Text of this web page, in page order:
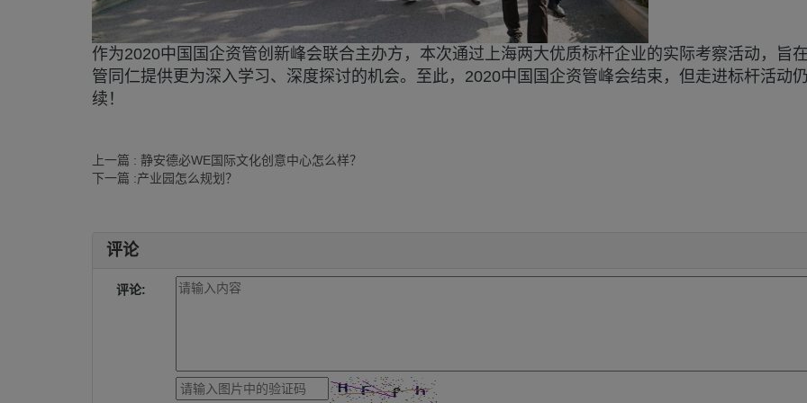
作为2020中国国企资管创新峰会联合主办方，本次通过上海两大优质标杆企业的实际考察活动，旨
管同仁提供更为深入学习、深度探讨的机会。至此，2020中国国企资管峰会结束，但走进标杆活动
续！
上一篇 : 静安德必WE国际文化创意中心怎么样？
下一篇 :产业园怎么规划？
评论
评论: